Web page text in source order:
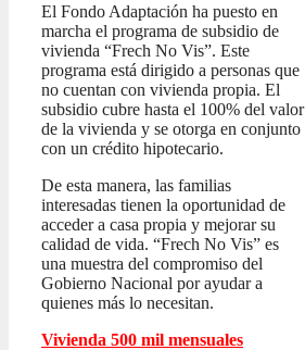
El Fondo Adaptación ha puesto en
marcha el programa de subsidio de
vivienda “Frech No Vis”. Este
programa está dirigido a personas que
no cuentan con vivienda propia. El
subsidio cubre hasta el 100% del valor
de la vivienda y se otorga en conjunto
con un crédito hipotecario.
De esta manera, las familias
interesadas tienen la oportunidad de
acceder a casa propia y mejorar su
calidad de vida. “Frech No Vis” es
una muestra del compromiso del
Gobierno Nacional por ayudar a
quienes más lo necesitan.
Vivienda 500 mil mensuales